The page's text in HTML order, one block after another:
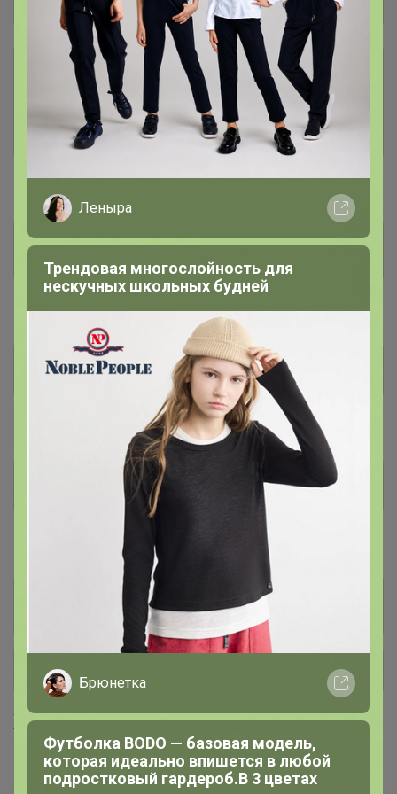
Носки, колготки и гольфы
Перчатки и варежки 434
#Детская и подростковая обувь
Валенки, Сноубутсы, тапочки,
73
Женщинам
Мужчинам
#Одежда для девочек
Брюки, бриджи и джинсы,
легинсы, лосины
Хиты продаж
Леныра
Трендовая многослойность для
нескучных школьных будней
Брюнетка
Футболка BODO — базовая модель,
которая идеально впишется в любой
подростковый гардероб.В 3 цветах